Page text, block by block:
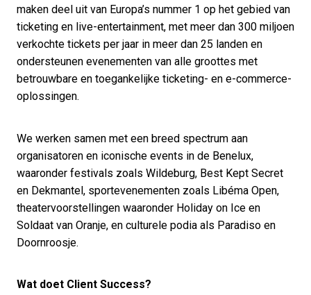
maken deel uit van Europa’s nummer 1 op het gebied van
ticketing en live-entertainment, met meer dan 300 miljoen
verkochte tickets per jaar in meer dan 25 landen en
ondersteunen evenementen van alle groottes met
betrouwbare en toegankelijke ticketing- en e-commerce-
oplossingen.
We werken samen met een breed spectrum aan
organisatoren en iconische events in de Benelux,
waaronder festivals zoals Wildeburg, Best Kept Secret
en Dekmantel, sportevenementen zoals Libéma Open,
theatervoorstellingen waaronder Holiday on Ice en
Soldaat van Oranje, en culturele podia als Paradiso en
Doornroosje.
Wat doet Client Success?